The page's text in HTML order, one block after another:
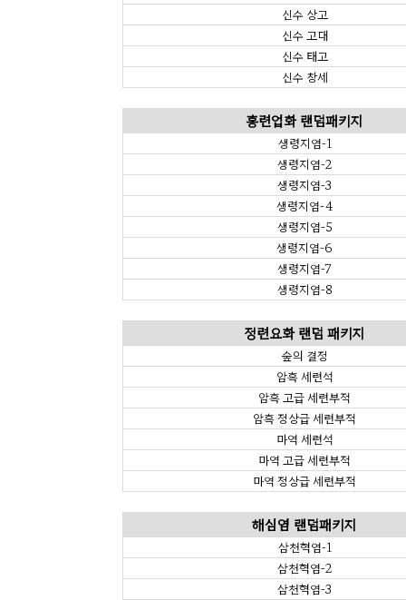
신수 상고
신수 고대
신수 태고
신수 창세
홍련업화 랜덤패키지
생령지염-1
생령지염-2
생령지염-3
생령지염-4
생령지염-5
생령지염-6
생령지염-7
생령지염-8
정련요화 랜덤 패키지
숲의 결정
암흑 세련석
암흑 고급 세련부적
암흑 정상급 세련부적
마역 세련석
마역 고급 세련부적
마역 정상급 세련부적
해심염 랜덤패키지
삼천혁염-1
삼천혁염-2
삼천혁염-3